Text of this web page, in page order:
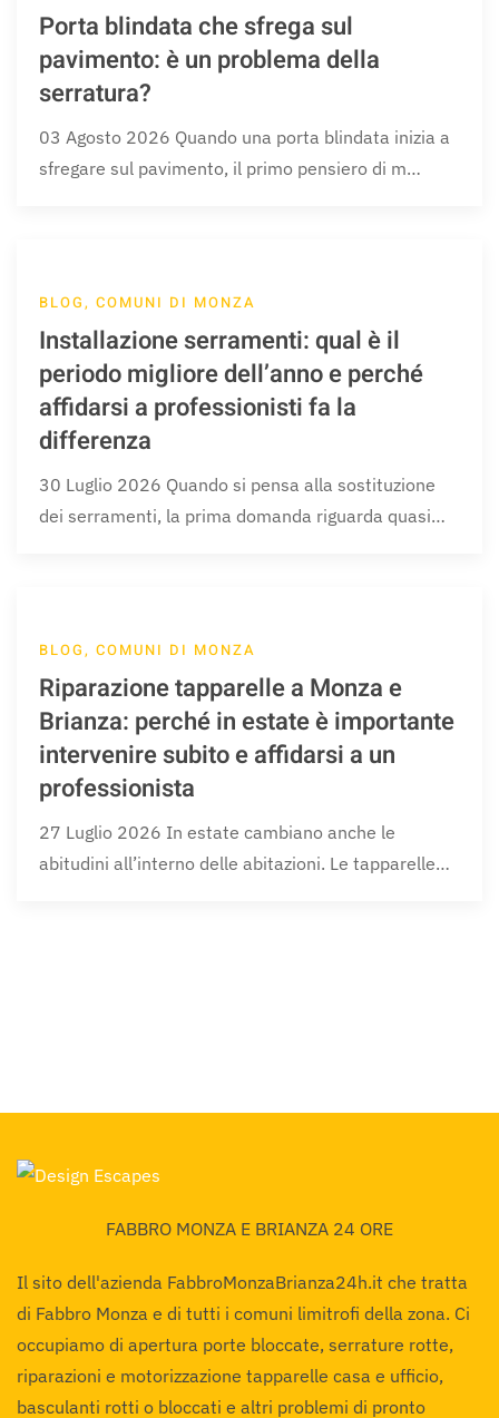
Porta blindata che sfrega sul
pavimento: è un problema della
serratura?
03 Agosto 2026 Quando una porta blindata inizia a
sfregare sul pavimento, il primo pensiero di m…
BLOG, COMUNI DI MONZA
Installazione serramenti: qual è il
periodo migliore dell’anno e perché
affidarsi a professionisti fa la
differenza
30 Luglio 2026 Quando si pensa alla sostituzione
dei serramenti, la prima domanda riguarda quasi…
BLOG, COMUNI DI MONZA
Riparazione tapparelle a Monza e
Brianza: perché in estate è importante
intervenire subito e affidarsi a un
professionista
27 Luglio 2026 In estate cambiano anche le
abitudini all’interno delle abitazioni. Le tapparelle…
FABBRO MONZA E BRIANZA 24 ORE
Il sito dell'azienda FabbroMonzaBrianza24h.it che tratta
di Fabbro Monza e di tutti i comuni limitrofi della zona. Ci
occupiamo di apertura porte bloccate, serrature rotte,
riparazioni e motorizzazione tapparelle casa e ufficio,
basculanti rotti o bloccati e altri problemi di pronto